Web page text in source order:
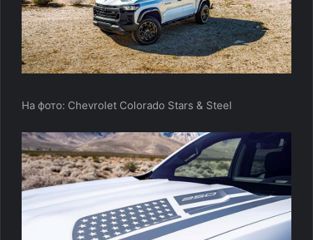
На фото: Chevrolet Colorado Stars & Steel